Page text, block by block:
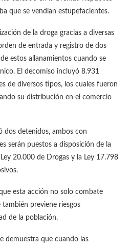
que se vendían estupefacientes.
de la droga gracias a diversas
de entrada y registro de dos
estos allanamientos cuando se
El decomiso incluyó 8.931
de diversos tipos, los cuales fueron
su distribución en el comercio
dos detenidos, ambos con
serán puestos a disposición de la
20.000 de Drogas y la Ley 17.798
esta acción no solo combate
también previene riesgos
de la población.
demuestra que cuando las